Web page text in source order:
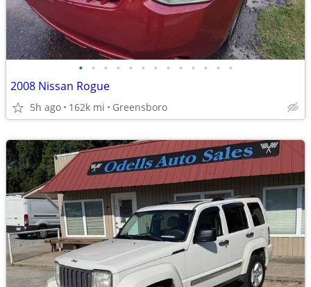
• • • • • • • • • • • • •
2008 Nissan Rogue
5h ago 162k mi Greensboro